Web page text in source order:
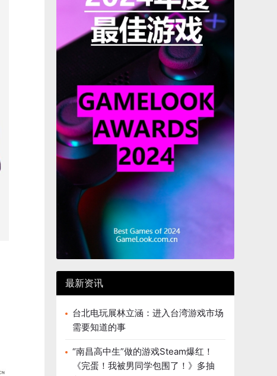
最新资讯
台北电玩展林立涵：进入台湾游戏市场
需要知道的事
“南昌高中生”做的游戏Steam爆红！
《完蛋！我被男同学包围了！》多抽